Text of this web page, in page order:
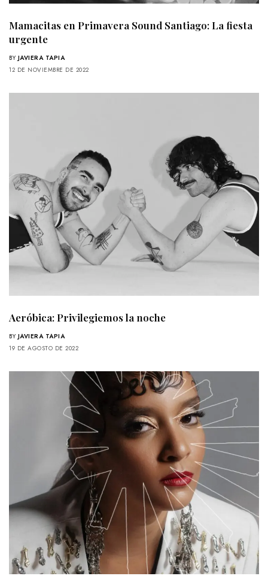
Mamacitas en Primavera Sound Santiago: La fiesta
urgente
BY JAVIERA TAPIA
12 DE NOVIEMBRE DE 2022
Aeróbica: Privilegiemos la noche
BY JAVIERA TAPIA
19 DE AGOSTO DE 2022